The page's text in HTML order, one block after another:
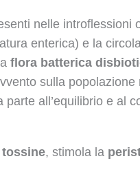
nelle introflessioni
enterica) e la
flora batterica
sulla
all’equilibrio e al
, stimola la